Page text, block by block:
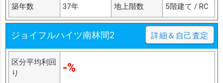
築年数 37年 地上階数 5階建て / RC
ジョイフルハイツ南林間2 詳細＆自己査定
区分平均利回
り
-%